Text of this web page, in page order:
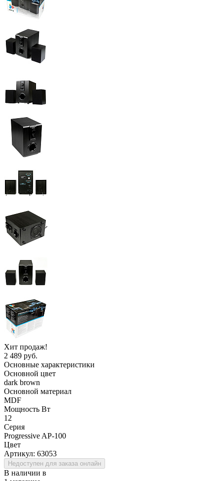
Хит продаж!
2 489 руб.
Основные характеристики
Основной цвет
dark brown
Основной материал
MDF
Мощность Вт
12
Серия
Progressive AP-100
Цвет
Артикул: 63053
Недоступен для заказа онлайн
В наличии в